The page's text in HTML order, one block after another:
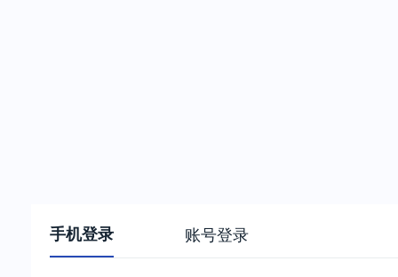
手机登录 账号登录